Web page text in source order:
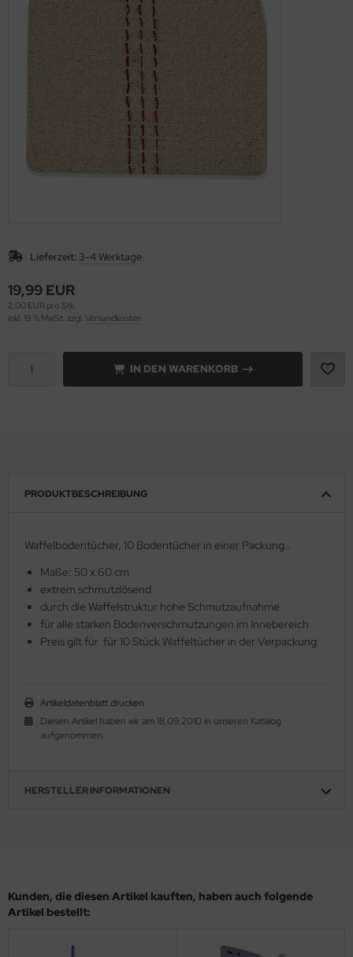
Lieferzeit: 3-4 Werktage
19,99 EUR
2,00 EUR pro Stk.
inkl. 19 % MwSt. zzgl. Versandkosten
IN DEN WARENKORB
PRODUKTBESCHREIBUNG
Waffelbodentücher, 10 Bodentücher in einer Packung..
Maße: 50 x 60 cm
extrem schmutzlösend
durch die Waffelstruktur hohe Schmutzaufnahme
für alle starken Bodenverschmutzungen im Innebereich
Preis gilt für für 10 Stück Waffeltücher in der Verpackung
Artikeldatenblatt drucken
Diesen Artikel haben wir am 18.09.2010 in unseren Katalog
aufgenommen.
HERSTELLER INFORMATIONEN
Kunden, die diesen Artikel kauften, haben auch folgende
Artikel bestellt: